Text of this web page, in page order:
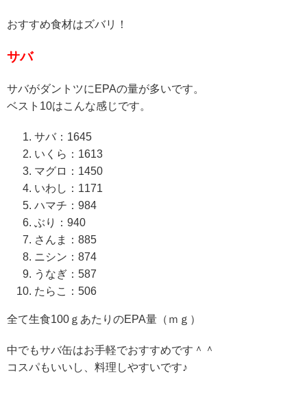
おすすめ食材はズバリ！
サバ
サバがダントツにEPAの量が多いです。
ベスト10はこんな感じです。
サバ：1645
いくら：1613
マグロ：1450
いわし：1171
ハマチ：984
ぶり：940
さんま：885
ニシン：874
うなぎ：587
たらこ：506
全て生食100ｇあたりのEPA量（ｍｇ）
中でもサバ缶はお手軽でおすすめです＾＾
コスパもいいし、料理しやすいです♪